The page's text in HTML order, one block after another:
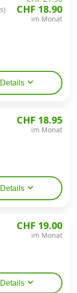
CHF 18.90
im Monat
Details
CHF 18.95
im Monat
Details
CHF 19.00
im Monat
Details